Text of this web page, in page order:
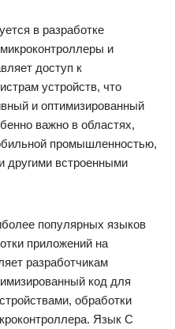
в разработке
и
доступ к
устройств, что
и оптимизированный
важно в областях,
промышленностью,
другими встроенными
популярных языков
приложений на
разработчикам
код для
обработки
Язык C